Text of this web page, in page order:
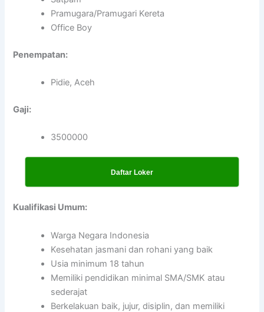
Pramugara/Pramugari Kereta
Office Boy
Penempatan:
Pidie, Aceh
Gaji:
3500000
Daftar Loker
Kualifikasi Umum:
Warga Negara Indonesia
Kesehatan jasmani dan rohani yang baik
Usia minimum 18 tahun
Memiliki pendidikan minimal SMA/SMK atau
sederajat
Berkelakuan baik, jujur, disiplin, dan memiliki